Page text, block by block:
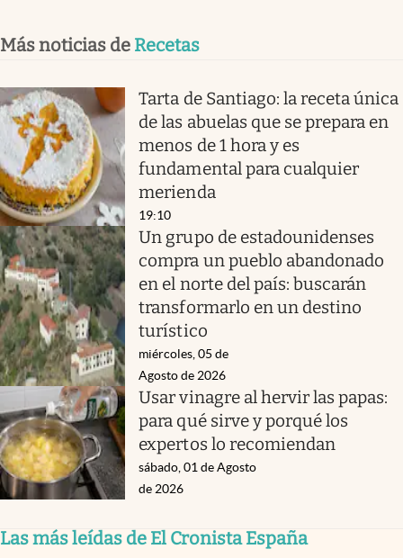
Más noticias de Recetas
Tarta de Santiago: la receta única
de las abuelas que se prepara en
menos de 1 hora y es
fundamental para cualquier
merienda
19:10
Un grupo de estadounidenses
compra un pueblo abandonado
en el norte del país: buscarán
transformarlo en un destino
turístico
miércoles, 05 de
Agosto de 2026
Usar vinagre al hervir las papas:
para qué sirve y porqué los
expertos lo recomiendan
sábado, 01 de Agosto
de 2026
Las más leídas de El Cronista España